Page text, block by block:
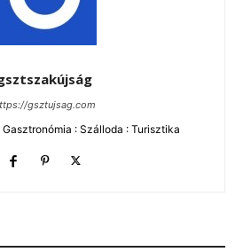
gsztujsag.com
: Szálloda : Turisztika